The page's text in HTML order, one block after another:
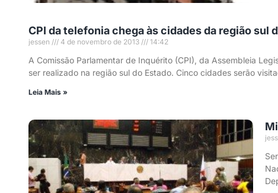
CPI da telefonia chega às cidades da região sul
jessen 4 de novembro de 2013 14:42
A Comissão Parlamentar de Inquérito (CPI), da Assembleia
ser realizado na região sul do Estado. Cinco cidades serão
Leia Mais »